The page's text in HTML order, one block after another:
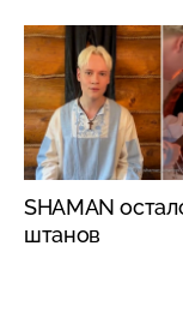
SHAMAN
штанов